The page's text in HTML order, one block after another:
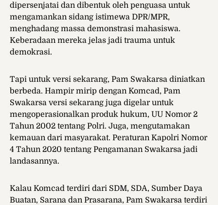
dipersenjatai dan dibentuk oleh penguasa untuk
mengamankan sidang istimewa DPR/MPR,
menghadang massa demonstrasi mahasiswa.
Keberadaan mereka jelas jadi trauma untuk
demokrasi.
Tapi untuk versi sekarang, Pam Swakarsa diniatkan
berbeda. Hampir mirip dengan Komcad, Pam
Swakarsa versi sekarang juga digelar untuk
mengoperasionalkan produk hukum, UU Nomor 2
Tahun 2002 tentang Polri. Juga, mengutamakan
kemauan dari masyarakat. Peraturan Kapolri Nomor
4 Tahun 2020 tentang Pengamanan Swakarsa jadi
landasannya.
Kalau Komcad terdiri dari SDM, SDA, Sumber Daya
Buatan, Sarana dan Prasarana, Pam Swakarsa terdiri